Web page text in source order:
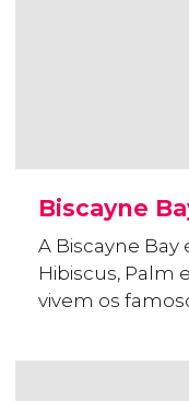
Biscayne
A Biscayne Bay
Hibiscus, Palm
vivem os